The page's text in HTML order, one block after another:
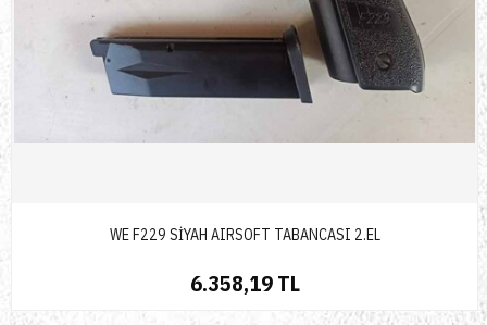
WE F229 SİYAH AIRSOFT TABANCASI 2.EL
6.358,19 TL